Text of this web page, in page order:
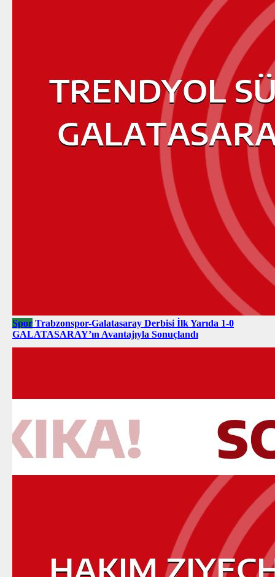
Spor Trabzonspor-Galatasaray Derbisi İlk Yarıda 1-0
GALATASARAY’ın Avantajıyla Sonuçlandı